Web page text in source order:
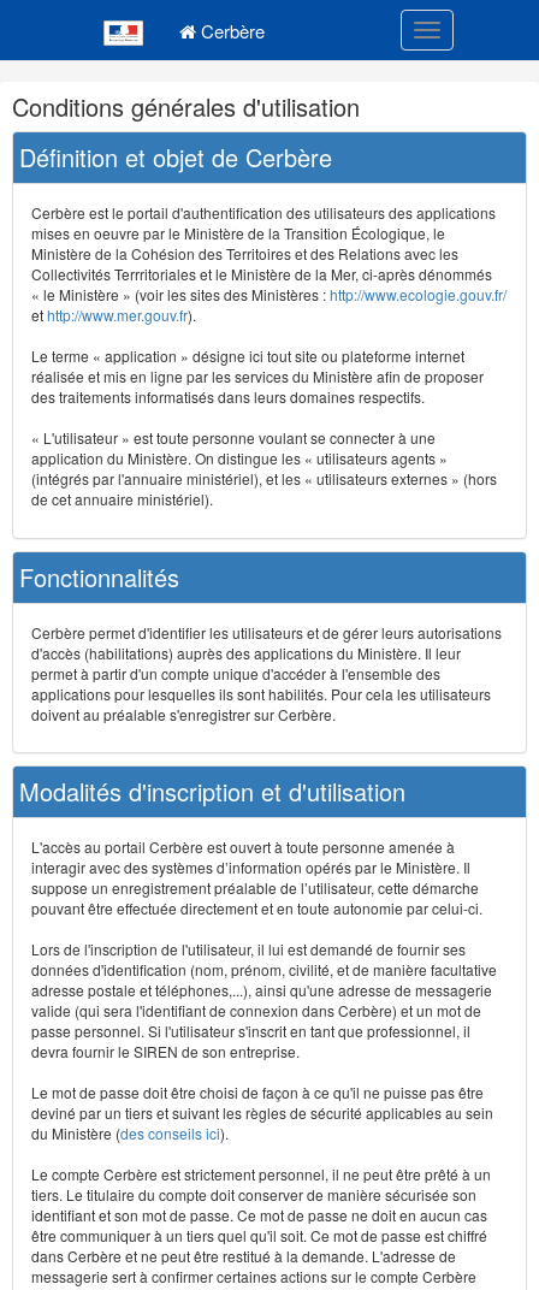
Cerbère Toggle
Navigation
et
outils
annexes
Conditions générales d'utilisation
Définition et objet de Cerbère
Cerbère est le portail d'authentification des utilisateurs des applications
mises en oeuvre par le Ministère de la Transition Écologique, le
Ministère de la Cohésion des Territoires et des Relations avec les
Collectivités Terrritoriales et le Ministère de la Mer, ci-après dénommés
« le Ministère » (voir les sites des Ministères :http://www.ecologie.gouv.fr/
ethttp://www.mer.gouv.fr).
Le terme « application » désigne ici tout site ou plateforme internet
réalisée et mis en ligne par les services du Ministère afin de proposer
des traitements informatisés dans leurs domaines respectifs.
« L'utilisateur » est toute personne voulant se connecter à une
application du Ministère. On distingue les « utilisateurs agents »
(intégrés par l'annuaire ministériel), et les « utilisateurs externes » (hors
de cet annuaire ministériel).
Fonctionnalités
Cerbère permet d'identifier les utilisateurs et de gérer leurs autorisations
d'accès (habilitations) auprès des applications du Ministère. Il leur
permet à partir d'un compte unique d'accéder à l'ensemble des
applications pour lesquelles ils sont habilités. Pour cela les utilisateurs
doivent au préalable s'enregistrer sur Cerbère.
Modalités d'inscription et d'utilisation
L'accès au portail Cerbère est ouvert à toute personne amenée à
interagir avec des systèmes d’information opérés par le Ministère. Il
suppose un enregistrement préalable de l’utilisateur, cette démarche
pouvant être effectuée directement et en toute autonomie par celui-ci.
Lors de l'inscription de l'utilisateur, il lui est demandé de fournir ses
données d'identification (nom, prénom, civilité, et de manière facultative
adresse postale et téléphones,...), ainsi qu'une adresse de messagerie
valide (qui sera l'identifiant de connexion dans Cerbère) et un mot de
passe personnel. Si l'utilisateur s'inscrit en tant que professionnel, il
devra fournir le SIREN de son entreprise.
Le mot de passe doit être choisi de façon à ce qu'il ne puisse pas être
deviné par un tiers et suivant les règles de sécurité applicables au sein
du Ministère (des conseils ici).
Le compte Cerbère est strictement personnel, il ne peut être prêté à un
tiers. Le titulaire du compte doit conserver de manière sécurisée son
identifiant et son mot de passe. Ce mot de passe ne doit en aucun cas
être communiquer à un tiers quel qu'il soit. Ce mot de passe est chiffré
dans Cerbère et ne peut être restitué à la demande. L'adresse de
messagerie sert à confirmer certaines actions sur le compte Cerbère